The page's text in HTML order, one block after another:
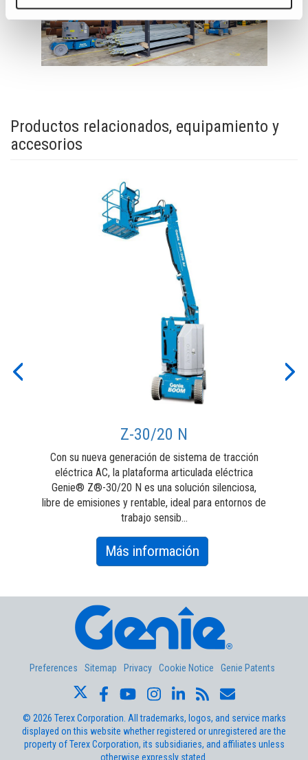
Previous
Productos relacionados, equipamiento y
accesorios
Previous
Z-30/20 N
Con su nueva generación de sistema de tracción
eléctrica AC, la plataforma articulada eléctrica
Genie® Z®-30/20 N es una solución silenciosa,
libre de emisiones y rentable, ideal para entornos de
trabajo sensib...
Más información
Z-
Preferences Sitemap Privacy Cookie Notice Genie Patents
© 2026 Terex Corporation. All trademarks, logos, and service marks
displayed on this website whether registered or unregistered are the
property of Terex Corporation, its subsidiaries, and affiliates unless
otherwise expressly stated.